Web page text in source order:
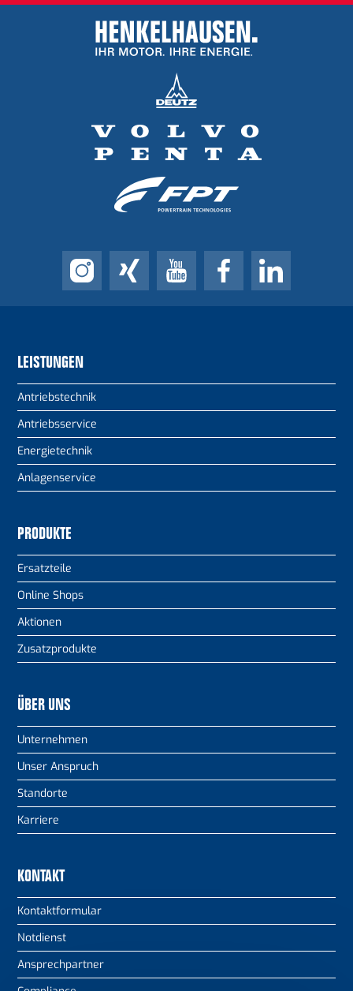
LEISTUNGEN
Antriebstechnik
Antriebsservice
Energietechnik
Anlagenservice
PRODUKTE
Ersatzteile
Online Shops
Aktionen
Zusatzprodukte
ÜBER UNS
Unternehmen
Unser Anspruch
Standorte
Karriere
KONTAKT
Kontaktformular
Notdienst
Ansprechpartner